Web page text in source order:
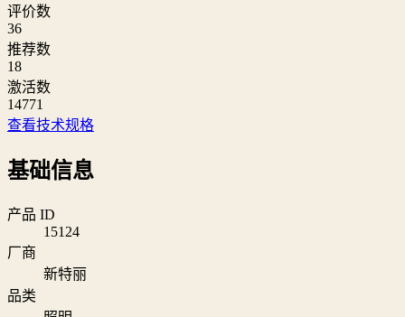
评价数
36
推荐数
18
激活数
14771
查看技术规格
基础信息
产品 ID
15124
厂商
新特丽
品类